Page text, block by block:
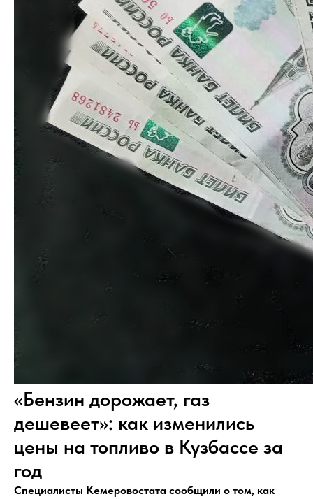
«Бензин дорожает, газ
дешевеет»: как изменились
цены на топливо в Кузбассе за
год
Специалисты Кемеровостата сообщили о том, как